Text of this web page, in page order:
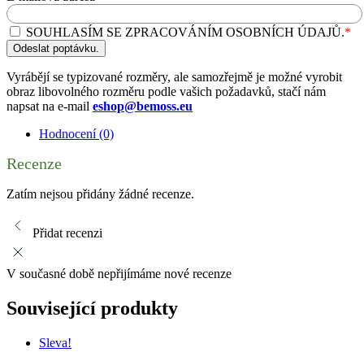
SOUHLASÍM SE ZPRACOVÁNÍM OSOBNÍCH ÚDAJŮ.*
Odeslat poptávku.
Vyrábějí se typizované rozměry, ale samozřejmě je možné vyrobit
obraz libovolného rozměru podle vašich požadavků, stačí nám
napsat na e-mail eshop@bemoss.eu
Hodnocení (0)
Recenze
Zatím nejsou přidány žádné recenze.
Přidat recenzi
V současné době nepřijímáme nové recenze
Související produkty
Sleva!